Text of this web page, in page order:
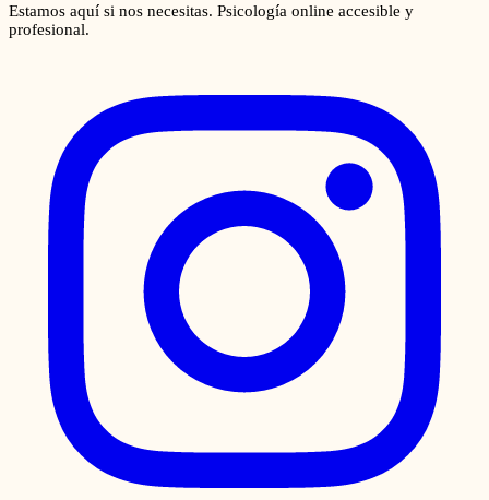
Estamos aquí si nos necesitas. Psicología online accesible y
profesional.